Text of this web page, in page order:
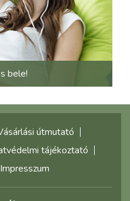
bele!
útmutató
tájékoztató
Impresszum